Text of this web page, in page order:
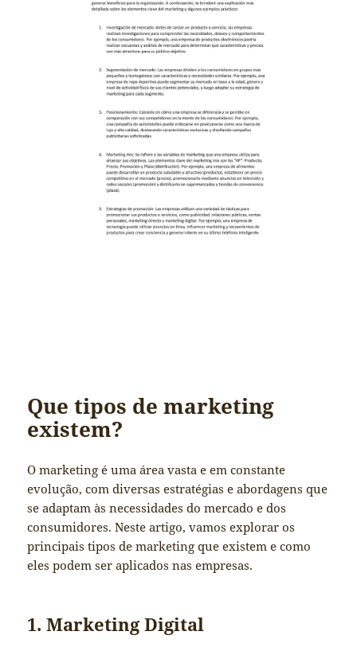
Que tipos de marketing
existem?
O marketing é uma área vasta e em constante
evolução, com diversas estratégias e abordagens que
se adaptam às necessidades do mercado e dos
consumidores. Neste artigo, vamos explorar os
principais tipos de marketing que existem e como
eles podem ser aplicados nas empresas.
1. Marketing Digital